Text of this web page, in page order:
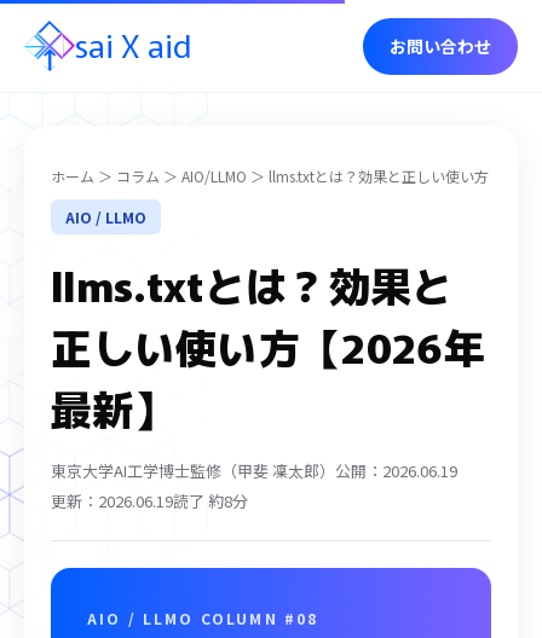
sai X aid お問い合わせ
ホーム ＞ コラム ＞ AIO/LLMO ＞ llms.txtとは？効果と正しい使い方
AIO / LLMO
llms.txtとは？効果と
正しい使い方【2026年
最新】
東京大学AI工学博士監修（甲斐 凜太郎） 公開：2026.06.19
更新：2026.06.19読了 約8分
AIO / LLMO COLUMN #08